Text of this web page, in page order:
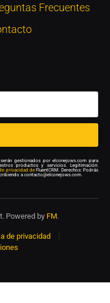
Frecuentes
gestionados por elconejows.com para
productos y servicios. Legitimación:
privacidad de FluentCRM. Derechos: Podrás
a contacto@elconejows.com.
Powered by FM.
de privacidad